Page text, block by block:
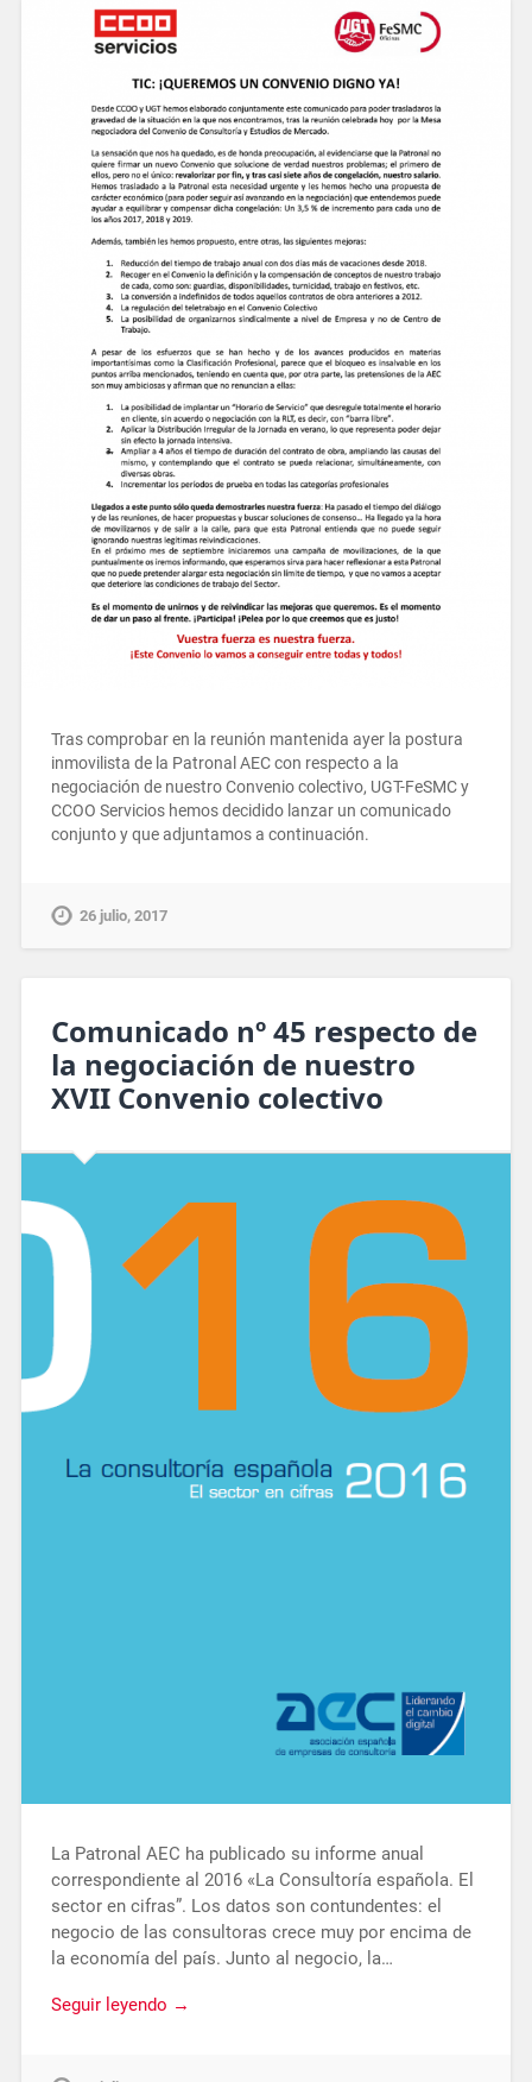
Tras comprobar en la reunión mantenida ayer la postura
inmovilista de la Patronal AEC con respecto a la
negociación de nuestro Convenio colectivo, UGT-FeSMC y
CCOO Servicios hemos decidido lanzar un comunicado
conjunto y que adjuntamos a continuación.
26 julio, 2017
Comunicado nº 45 respecto de
la negociación de nuestro
XVII Convenio colectivo
La Patronal AEC ha publicado su informe anual
correspondiente al 2016 «La Consultoría española. El
sector en cifras”. Los datos son contundentes: el
negocio de las consultoras crece muy por encima de
la economía del país. Junto al negocio, la…
Seguir leyendo →